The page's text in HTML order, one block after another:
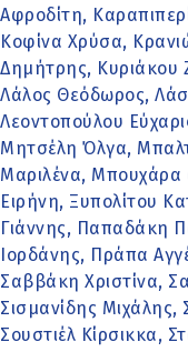
Αφροδίτη,
Κοφίνα Χρύσα,
Δημήτρης, Κυριάκου
Λάλος Θεόδωρος,
Λεοντοπούλου
Μητσέλη Όλγα,
Μαριλένα,
Ειρήνη, Ξυπολίτου
Γιάννης, Παπαδάκη
Ιορδάνης, Πράπα
Σαββάκη Χριστίνα,
Σισμανίδης
Σουστιέλ Κίρσικκα,